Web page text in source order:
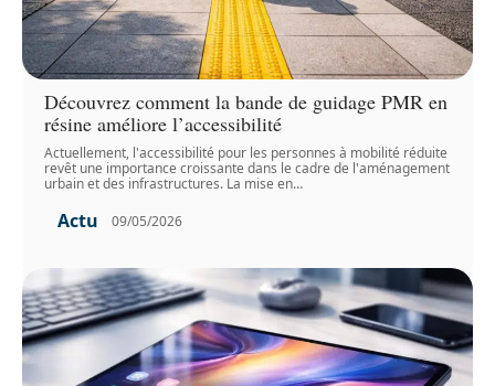
Découvrez comment la bande de guidage PMR en
résine améliore l’accessibilité
Actuellement, l'accessibilité pour les personnes à mobilité réduite
revêt une importance croissante dans le cadre de l'aménagement
urbain et des infrastructures. La mise en…
Actu 09/05/2026